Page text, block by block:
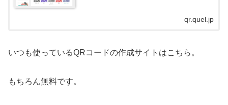
qr.quel.jp
いつも使っているQRコードの作成サイトはこちら。
もちろん無料です。